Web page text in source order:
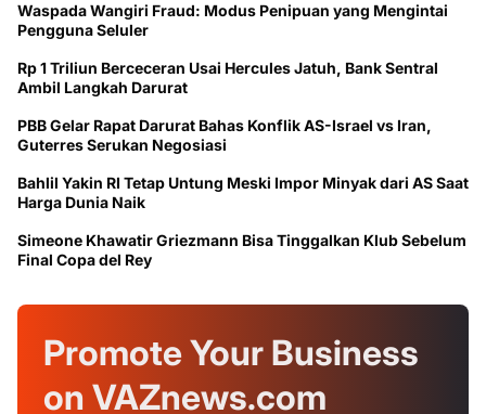
Waspada Wangiri Fraud: Modus Penipuan yang Mengintai
Pengguna Seluler
Rp 1 Triliun Berceceran Usai Hercules Jatuh, Bank Sentral
Ambil Langkah Darurat
PBB Gelar Rapat Darurat Bahas Konflik AS-Israel vs Iran,
Guterres Serukan Negosiasi
Bahlil Yakin RI Tetap Untung Meski Impor Minyak dari AS Saat
Harga Dunia Naik
Simeone Khawatir Griezmann Bisa Tinggalkan Klub Sebelum
Final Copa del Rey
Promote Your Business
on VAZnews.com